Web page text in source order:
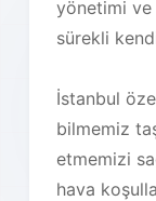
yönetimi ve
sürekli
İstanbul
bilmemiz
etmemizi
hava